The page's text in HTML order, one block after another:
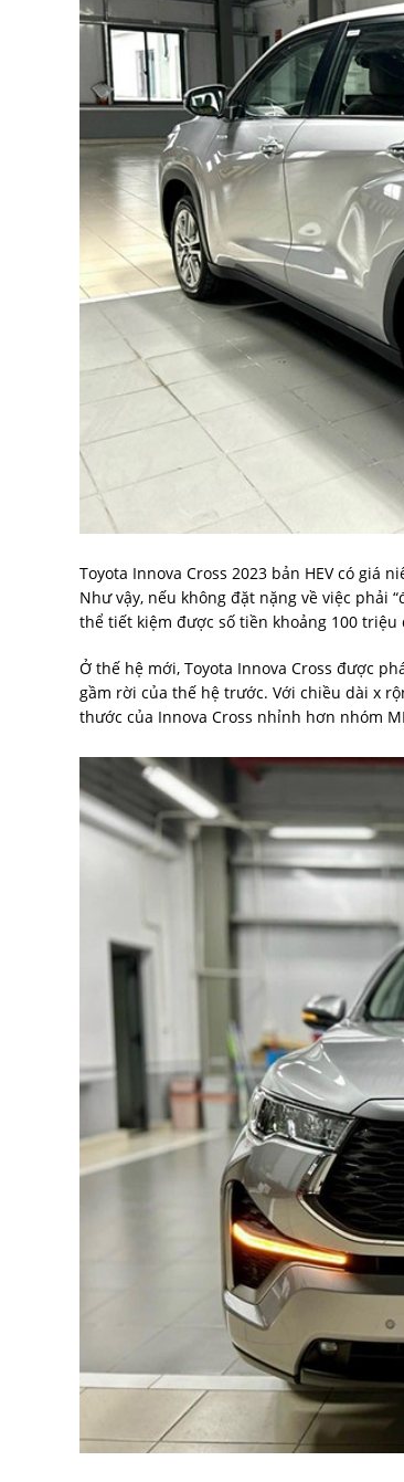
Toyota Innova Cross 2023 bản HEV có giá
Như vậy, nếu không đặt nặng về việc phải
thể tiết kiệm được số tiền khoảng 100 triệu
Ở thế hệ mới, Toyota Innova Cross được
gầm rời của thế hệ trước. Với chiều dài x
thước của Innova Cross nhỉnh hơn nhóm